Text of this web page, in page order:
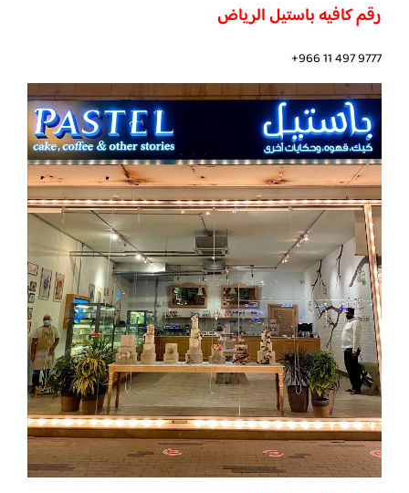
رقم كافيه باستيل الرياض